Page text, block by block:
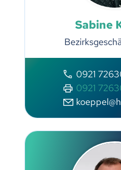
Sabine
0921
0921